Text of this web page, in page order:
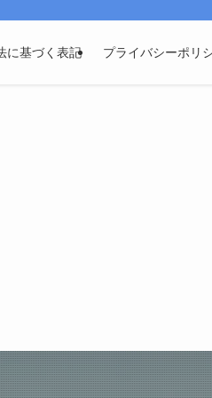
に基づく表記 プライバシーポリ